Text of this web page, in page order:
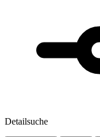
Detailsuche